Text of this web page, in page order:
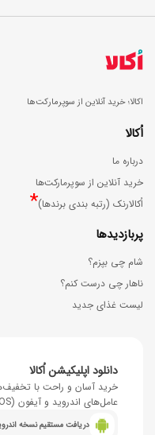
اکالا؛ خرید آنلاین از سوپرمارکت‌ها
اُکالا
درباره ما
خرید آنلاین از سوپرمارکت‌ها
اُکالارنک (رتبه بندی برندها)*
پربازدیدها
شام چی بپزم؟
ناهار چی درست کنم؟
لیست غذای جدید
دانلود اپلیکیشن اُکالا
خرید آسان و راحت با
عامل‌های اندروید و آیفون (iOS)
دریافت مستقیم نسخه